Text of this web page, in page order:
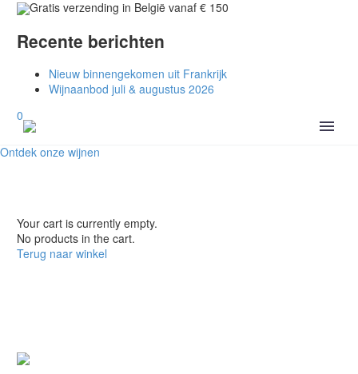
Gratis verzending in België vanaf € 150
Recente berichten
Nieuw binnengekomen uit Frankrijk
Wijnaanbod juli & augustus 2026
0
Ontdek onze wijnen
Your cart is currently empty.
No products in the cart.
Terug naar winkel